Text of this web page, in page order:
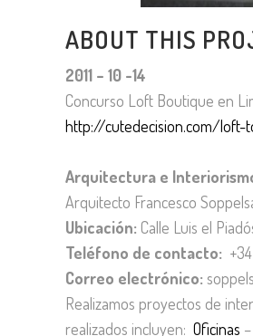
ABOUT THIS
2011 – 10 -14
Concurso Loft Boutique en
http://cutedecision.com/loft-
Arquitectura e
Arquitecto Francesco
Ubicación: Calle Luis el
Teléfono de contacto:
Correo electrónico:
Realizamos proyectos de
realizados incluyen: Oficinas –